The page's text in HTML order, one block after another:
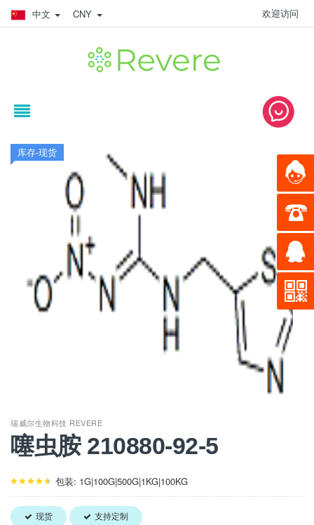
中文 CNY 欢迎访问
库存-现货
瑞威尔生物科技 REVERE
噻虫胺 210880-92-5
包装: 1G|100G|500G|1KG|100KG
现货 支持定制